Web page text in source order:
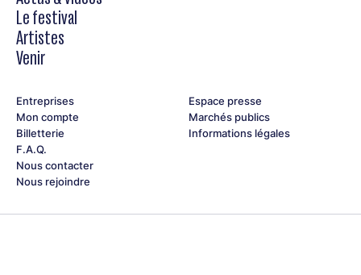
Le festival
Artistes
Venir
Entreprises
Mon compte
Billetterie
F.A.Q.
Nous contacter
Nous rejoindre
Espace presse
Marchés publics
Informations légales